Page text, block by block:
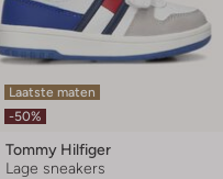
Laatste maten
-50%
Tommy Hilfiger
Lage sneakers